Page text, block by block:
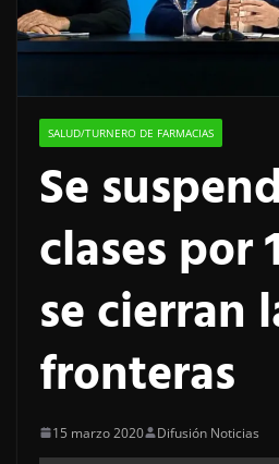
SALUD/TURNERO DE FARMACIAS
Se
clases por
se cierran
fronteras
15 marzo 2020 Difusión Noticias